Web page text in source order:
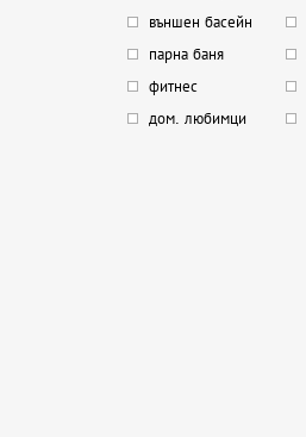
външен басейн
парна баня
фитнес
дом. любимци